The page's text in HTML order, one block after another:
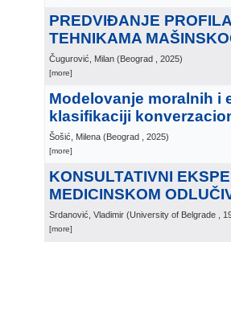
PREDVIĐANJE
TEHNIKAMA
Čugurović, Milan (Beograd , 2025)
[more]
Modelovanje moralnih i
klasifikaciji
Šošić, Milena (Beograd , 2025)
[more]
KONSULTATIVNI
MEDICINSKOM
Srdanović, Vladimir (University of Belgrade ,
[more]